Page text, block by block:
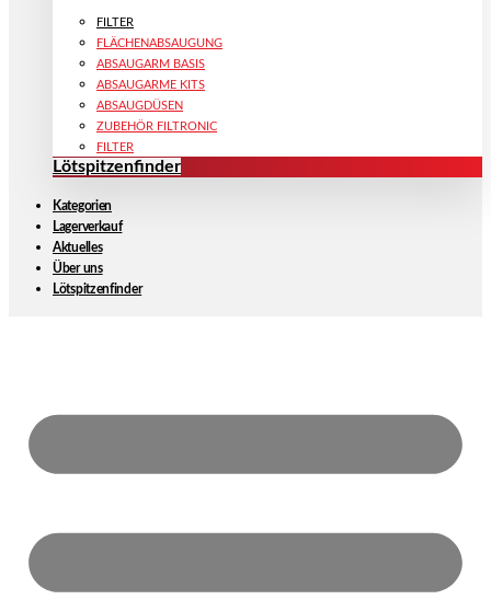
FILTER
FLÄCHENABSAUGUNG
ABSAUGARM BASIS
ABSAUGARME KITS
ABSAUGDÜSEN
ZUBEHÖR FILTRONIC
FILTER
Lötspitzenfinder
Kategorien
Lagerverkauf
Aktuelles
Über uns
Lötspitzenfinder